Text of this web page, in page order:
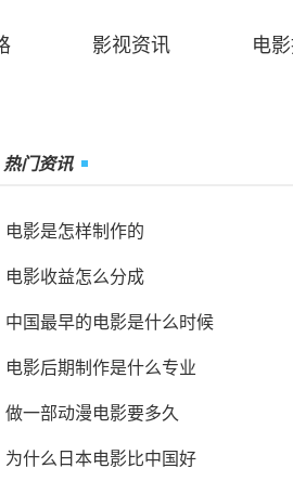
影视资讯 电
热门资讯
电影是怎样制作的
电影收益怎么分成
中国最早的电影是什么时候
电影后期制作是什么专业
做一部动漫电影要多久
为什么日本电影比中国好